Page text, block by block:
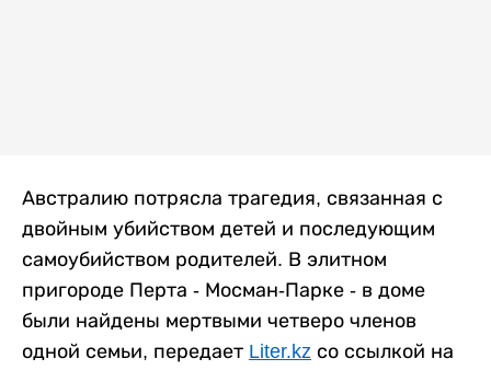
Австралию потрясла трагедия, связанная с
двойным убийством детей и последующим
самоубийством родителей. В элитном
пригороде Перта - Мосман-Парке - в доме
были найдены мертвыми четверо членов
одной семьи, передает Liter.kz со ссылкой на